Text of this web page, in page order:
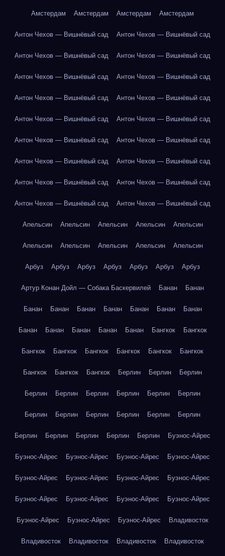
Амстердам Амстердам Амстердам Амстердам
Антон Чехов — Вишнёвый сад Антон Чехов — Вишнёвый сад
Антон Чехов — Вишнёвый сад Антон Чехов — Вишнёвый сад
Антон Чехов — Вишнёвый сад Антон Чехов — Вишнёвый сад
Антон Чехов — Вишнёвый сад Антон Чехов — Вишнёвый сад
Антон Чехов — Вишнёвый сад Антон Чехов — Вишнёвый сад
Антон Чехов — Вишнёвый сад Антон Чехов — Вишнёвый сад
Антон Чехов — Вишнёвый сад Антон Чехов — Вишнёвый сад
Антон Чехов — Вишнёвый сад Антон Чехов — Вишнёвый сад
Антон Чехов — Вишнёвый сад Антон Чехов — Вишнёвый сад
Апельсин Апельсин Апельсин Апельсин Апельсин
Апельсин Апельсин Апельсин Апельсин Апельсин
Арбуз Арбуз Арбуз Арбуз Арбуз Арбуз Арбуз
Артур Конан Дойл — Собака Баскервилей Банан Банан
Банан Банан Банан Банан Банан Банан Банан
Банан Банан Банан Банан Банан Бангкок Бангкок
Бангкок Бангкок Бангкок Бангкок Бангкок Бангкок
Бангкок Бангкок Бангкок Берлин Берлин Берлин
Берлин Берлин Берлин Берлин Берлин Берлин
Берлин Берлин Берлин Берлин Берлин Берлин
Берлин Берлин Берлин Берлин Берлин Буэнос-Айрес
Буэнос-Айрес Буэнос-Айрес Буэнос-Айрес Буэнос-Айрес
Буэнос-Айрес Буэнос-Айрес Буэнос-Айрес Буэнос-Айрес
Буэнос-Айрес Буэнос-Айрес Буэнос-Айрес Буэнос-Айрес
Буэнос-Айрес Буэнос-Айрес Буэнос-Айрес Владивосток
Владивосток Владивосток Владивосток Владивосток